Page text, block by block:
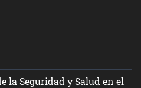
la Seguridad y Salud en el